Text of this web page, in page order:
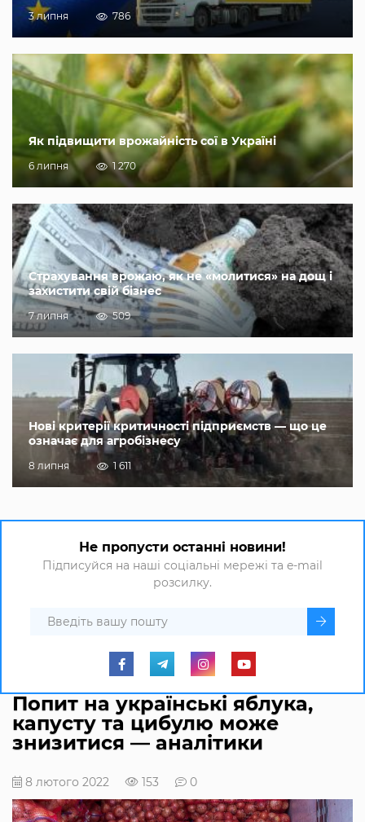
3 липня 786
Як підвищити врожайність сої в Україні
6 липня 1 270
Страхування врожаю, як не «молитися» на дощ і
захистити свій бізнес
7 липня 509
Нові критерії критичності підприємств — що це
означає для агробізнесу
8 липня 1 611
Не пропусти останні новини!
Підписуйся на наші соціальні мережі та e-mail
розсилку.
Попит на українські яблука,
капусту та цибулю може
знизитися — аналітики
8 лютого 2022 153 0